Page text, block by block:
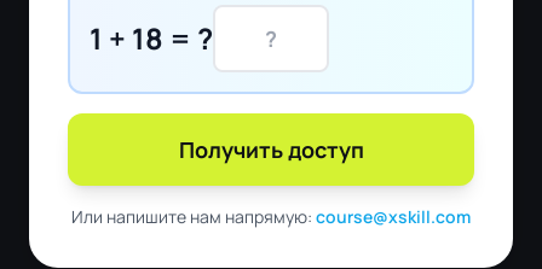
1 + 18 = ?
Получить доступ
Или напишите нам напрямую: course@xskill.com